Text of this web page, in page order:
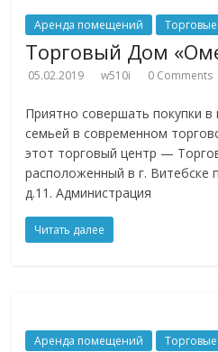
Аренда помещений Торговые
Торговый Дом
05.02.2019 w510i 0 Comments
Приятно совершать покупки
семьей в современном
этот торговый центр —
расположенный в г. Витебске
д.11. Администрация
Читать далее
Аренда помещений Торговые